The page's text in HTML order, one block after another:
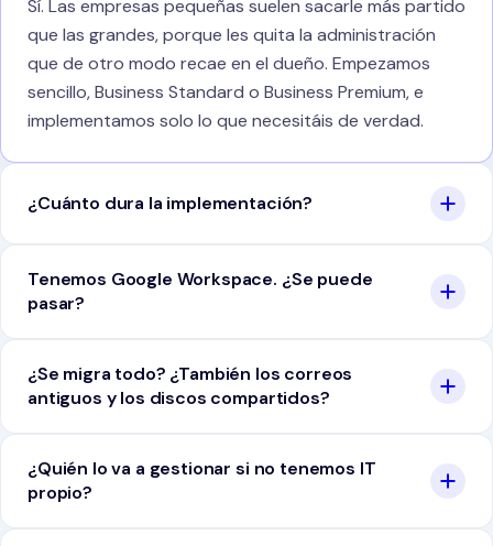
Sí. Las empresas pequeñas suelen sacarle más partido
que las grandes, porque les quita la administración
que de otro modo recae en el dueño. Empezamos
sencillo, Business Standard o Business Premium, e
implementamos solo lo que necesitáis de verdad.
¿Cuánto dura la implementación?
Tenemos Google Workspace. ¿Se puede
pasar?
¿Se migra todo? ¿También los correos
antiguos y los discos compartidos?
¿Quién lo va a gestionar si no tenemos IT
propio?